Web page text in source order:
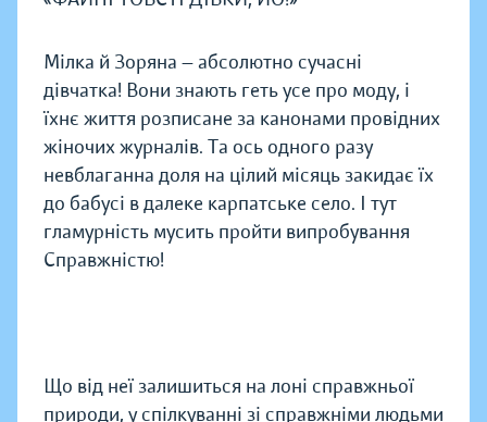
Мілка й Зоряна — абсолютно сучасні
дівчатка! Вони знають геть усе про моду, і
їхнє життя розписане за канонами провідних
жіночих журналів. Та ось одного разу
невблаганна доля на цілий місяць закидає їх
до бабусі в далеке карпатське село. І тут
гламурність мусить пройти випробування
Справжністю!
Що від неї залишиться на лоні справжньої
природи, у спілкуванні зі справжніми людьми